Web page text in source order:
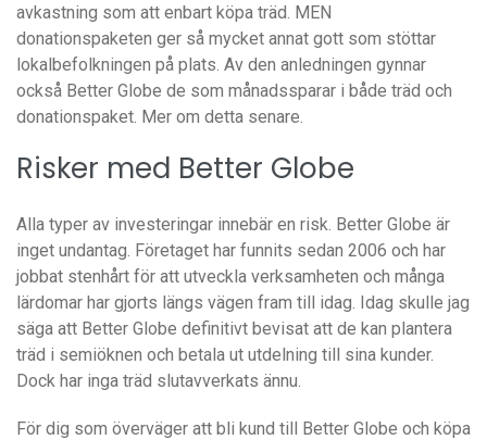
avkastning som att enbart köpa träd. MEN
donationspaketen ger så mycket annat gott som stöttar
lokalbefolkningen på plats. Av den anledningen gynnar
också Better Globe de som månadssparar i både träd och
donationspaket. Mer om detta senare.
Risker med Better Globe
Alla typer av investeringar innebär en risk. Better Globe är
inget undantag. Företaget har funnits sedan 2006 och har
jobbat stenhårt för att utveckla verksamheten och många
lärdomar har gjorts längs vägen fram till idag. Idag skulle jag
säga att Better Globe definitivt bevisat att de kan plantera
träd i semiöknen och betala ut utdelning till sina kunder.
Dock har inga träd slutavverkats ännu.
För dig som överväger att bli kund till Better Globe och köpa